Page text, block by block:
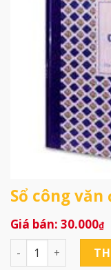
Sổ công
30.000₫
Sổ công văn đi HT